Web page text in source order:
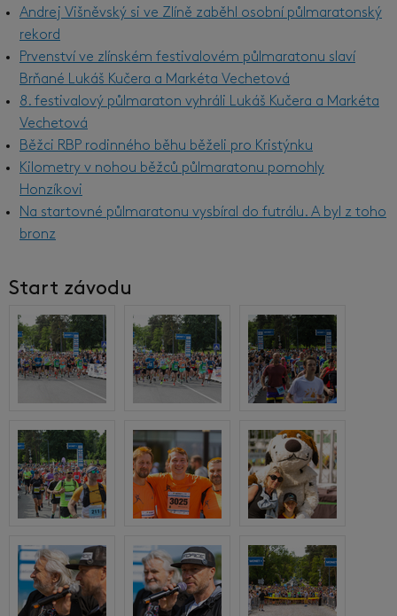
Andrej Višněvský si ve Zlíně zaběhl osobní půlmaratonský
rekord
Prvenství ve zlínském festivalovém půlmaratonu slaví
Brňané Lukáš Kučera a Markéta Vechetová
8. festivalový půlmaraton vyhráli Lukáš Kučera a Markéta
Vechetová
Běžci RBP rodinného běhu běželi pro Kristýnku
Kilometry v nohou běžců půlmaratonu pomohly
Honzíkovi
Na startovné půlmaratonu vysbíral do futrálu. A byl z toho
bronz
Start závodu